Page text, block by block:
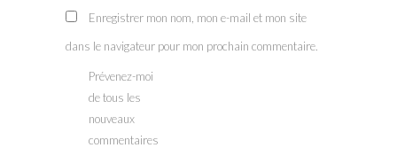
Enregistrer mon nom, mon e-mail et mon site
dans le navigateur pour mon prochain commentaire.
Prévenez-moi
de tous les
nouveaux
commentaires